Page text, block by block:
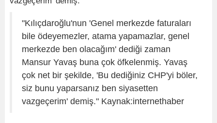
"Kılıçdaroğlu'nun 'Genel merkezde faturaları
bile ödeyemezler, atama yapamazlar, genel
merkezde ben olacağım' dediği zaman
Mansur Yavaş buna çok öfkelenmiş. Yavaş
çok net bir şekilde, 'Bu dediğiniz CHP'yi böler,
siz bunu yaparsanız ben siyasetten
vazgeçerim' demiş." Kaynak:internethaber